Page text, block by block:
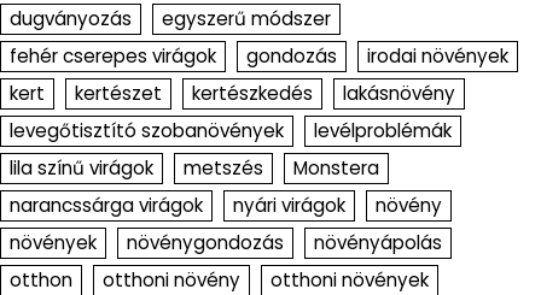
dugványozás
egyszerű módszer
fehér cserepes virágok
gondozás
irodai növények
kert
kertészet kertészkedés
lakásnövény
levegőtisztító szobanövények
levélproblémák
lila színű virágok
metszés
Monstera
narancssárga virágok
nyári virágok
növény
növények
növénygondozás
növényápolás
otthon
otthoni növény
otthoni növények